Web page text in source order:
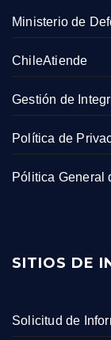
Ministerio de
ChileAtiende
Gestión de
Política de
Pólitica General
SITIOS DE
Solicitud de